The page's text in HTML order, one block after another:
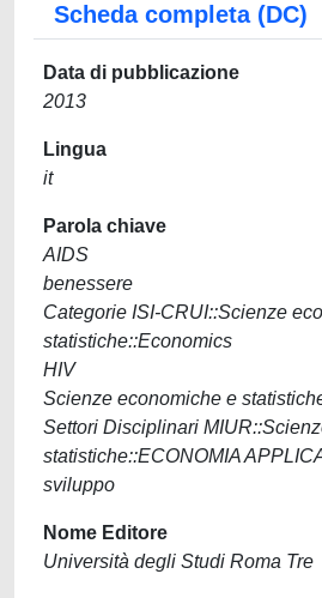
Scheda completa (DC)
Data di pubblicazione
2013
Lingua
it
Parola chiave
AIDS
benessere
Categorie ISI-CRUI::Scienze
statistiche::Economics
HIV
Scienze economiche e
Settori Disciplinari
statistiche::ECONOMIA
sviluppo
Nome Editore
Università degli Studi Roma Tre